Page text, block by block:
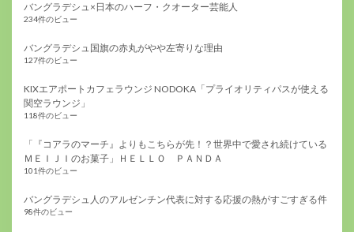
バングラデシュ×日本のハーフ・クオーター芸能人
234件のビュー
バングラデシュ国旗の赤丸がやや左寄りな理由
127件のビュー
KIXエアポートカフェラウンジ NODOKA「プライオリティパスが使える
関空ラウンジ」
118件のビュー
「『コアラのマーチ』よりもこちらが先！？世界中で愛され続けている
ＭＥＩＪＩのお菓子」ＨＥＬＬＯ ＰＡＮＤＡ
101件のビュー
バングラデシュ人のアルゼンチン代表に対する応援の熱がすごすぎる件
98件のビュー